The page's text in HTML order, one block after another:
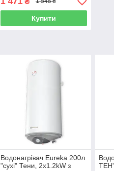
Купити
Водонагрівач Eureka 200л
"сухі" Тени, 2х1.2kW з